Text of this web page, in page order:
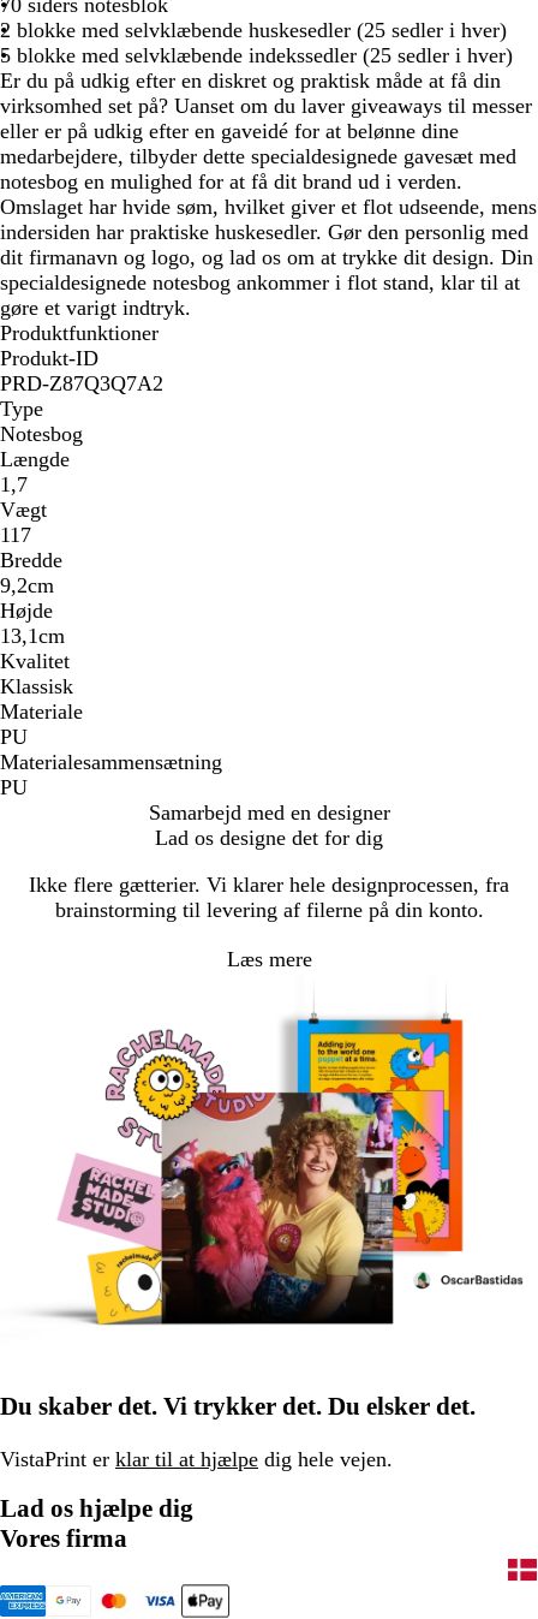
å
70 siders notesblok
2 blokke med selvklæbende huskesedler (25 sedler i hver)
5 blokke med selvklæbende indekssedler (25 sedler i hver)
Er du på udkig efter en diskret og praktisk måde at få din
virksomhed set på? Uanset om du laver giveaways til messer
eller er på udkig efter en gaveidé for at belønne dine
medarbejdere, tilbyder dette specialdesignede gavesæt med
notesbog en mulighed for at få dit brand ud i verden.
Omslaget har hvide søm, hvilket giver et flot udseende, mens
indersiden har praktiske huskesedler. Gør den personlig med
dit firmanavn og logo, og lad os om at trykke dit design. Din
specialdesignede notesbog ankommer i flot stand, klar til at
gøre et varigt indtryk.
Produktfunktioner
Produkt-ID
PRD-Z87Q3Q7A2
Type
Notesbog
Længde
1,7
Vægt
117
Bredde
9,2cm
Højde
13,1cm
Kvalitet
Klassisk
Materiale
PU
Materialesammensætning
PU
Samarbejd med en designer
Lad os designe det for dig
Ikke flere gætterier. Vi klarer hele designprocessen, fra
brainstorming til levering af filerne på din konto.
Læs mere
Du skaber det. Vi trykker det. Du elsker det.
VistaPrint er klar til at hjælpe dig hele vejen.
Lad os hjælpe dig
Vores firma